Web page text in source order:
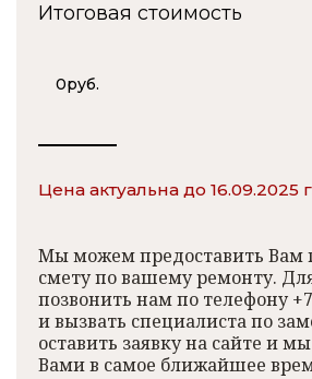
Итоговая стоимость
0руб.
Цена актуальна до 16.09.2025
Мы можем предоставить Вам
смету по вашему ремонту.
позвонить нам по телефону
и вызвать специалиста по
оставить заявку на сайте и
Вами в самое ближайшее